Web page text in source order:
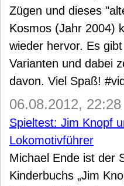
Zügen und dieses
Kosmos (Jahr 2004)
wieder hervor. Es
Varianten und dabei
davon. Viel Spaß!
06.08.2012, 22:28
Spieltest: Jim Knopf
Lokomotivführer
Michael Ende ist der
Kinderbuchs „Jim